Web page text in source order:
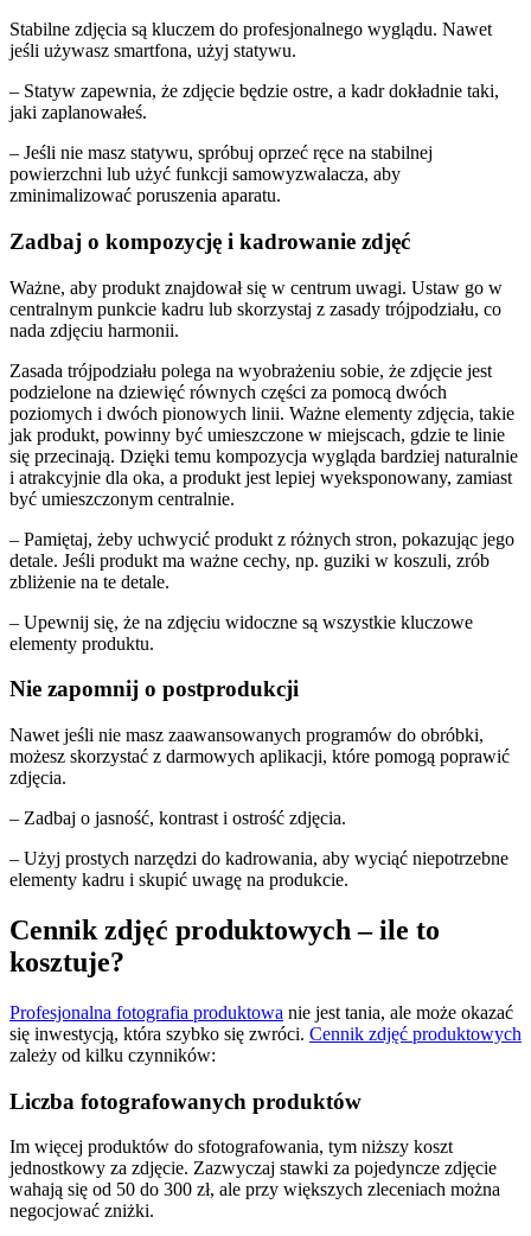
Stabilne zdjęcia są kluczem do profesjonalnego wyglądu. Nawet
jeśli używasz smartfona, użyj statywu.
– Statyw zapewnia, że zdjęcie będzie ostre, a kadr dokładnie taki,
jaki zaplanowałeś.
– Jeśli nie masz statywu, spróbuj oprzeć ręce na stabilnej
powierzchni lub użyć funkcji samowyzwalacza, aby
zminimalizować poruszenia aparatu.
Zadbaj o kompozycję i kadrowanie zdjęć
Ważne, aby produkt znajdował się w centrum uwagi. Ustaw go w
centralnym punkcie kadru lub skorzystaj z zasady trójpodziału, co
nada zdjęciu harmonii.
Zasada trójpodziału polega na wyobrażeniu sobie, że zdjęcie jest
podzielone na dziewięć równych części za pomocą dwóch
poziomych i dwóch pionowych linii. Ważne elementy zdjęcia, takie
jak produkt, powinny być umieszczone w miejscach, gdzie te linie
się przecinają. Dzięki temu kompozycja wygląda bardziej naturalnie
i atrakcyjnie dla oka, a produkt jest lepiej wyeksponowany, zamiast
być umieszczonym centralnie.
– Pamiętaj, żeby uchwycić produkt z różnych stron, pokazując jego
detale. Jeśli produkt ma ważne cechy, np. guziki w koszuli, zrób
zbliżenie na te detale.
– Upewnij się, że na zdjęciu widoczne są wszystkie kluczowe
elementy produktu.
Nie zapomnij o postprodukcji
Nawet jeśli nie masz zaawansowanych programów do obróbki,
możesz skorzystać z darmowych aplikacji, które pomogą poprawić
zdjęcia.
– Zadbaj o jasność, kontrast i ostrość zdjęcia.
– Użyj prostych narzędzi do kadrowania, aby wyciąć niepotrzebne
elementy kadru i skupić uwagę na produkcie.
Cennik zdjęć produktowych – ile to
kosztuje?
Profesjonalna fotografia produktowa nie jest tania, ale może okazać
się inwestycją, która szybko się zwróci. Cennik zdjęć produktowych
zależy od kilku czynników:
Liczba fotografowanych produktów
Im więcej produktów do sfotografowania, tym niższy koszt
jednostkowy za zdjęcie. Zazwyczaj stawki za pojedyncze zdjęcie
wahają się od 50 do 300 zł, ale przy większych zleceniach można
negocjować zniżki.